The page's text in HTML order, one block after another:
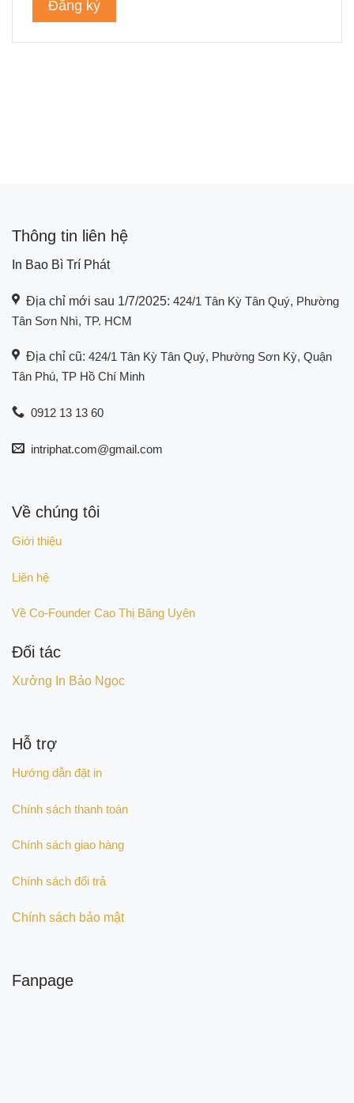
Thông tin liên hệ
In Bao Bì Trí Phát
Địa chỉ mới sau 1/7/2025: 424/1 Tân Kỳ Tân Quý, Phường
Tân Sơn Nhì, TP. HCM
Địa chỉ cũ: 424/1 Tân Kỳ Tân Quý, Phường Sơn Kỳ, Quận
Tân Phú, TP Hồ Chí Minh
0912 13 13 60
intriphat.com@gmail.com
Về chúng tôi
Giới thiệu
Liên hệ
Về Co-Founder Cao Thị Băng Uyên
Đối tác
Xưởng In Bảo Ngọc
Hỗ trợ
Hướng dẫn đặt in
Chính sách thanh toán
Chính sách giao hàng
Chính sách đổi trả
Chính sách bảo mật
Fanpage